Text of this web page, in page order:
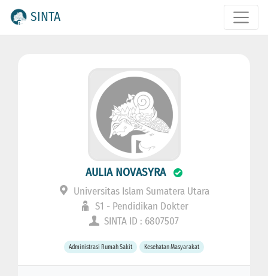
SINTA
AULIA NOVASYRA
Universitas Islam Sumatera Utara
S1 - Pendidikan Dokter
SINTA ID : 6807507
Administrasi Rumah Sakit Kesehatan Masyarakat